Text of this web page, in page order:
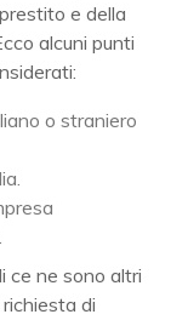
e della
alcuni punti
o straniero
ce ne sono altri
di